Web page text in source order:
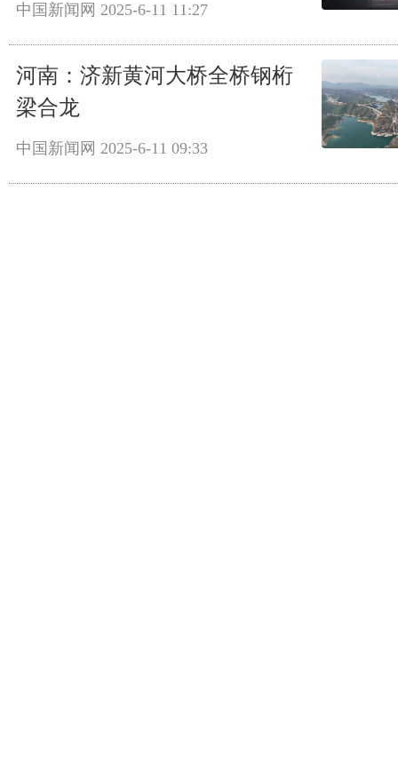
中国新闻网 2025-6-11 11:27
河南：济新黄河大桥全桥钢桁
梁合龙
中国新闻网 2025-6-11 09:33